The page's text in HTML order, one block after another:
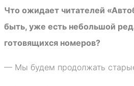
Что ожидает читателей
быть, уже есть небольшой
готовящихся номеров?
— Мы будем продолжать